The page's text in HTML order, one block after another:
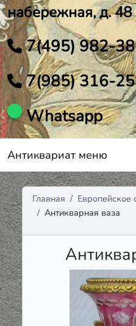
набережная, д. 48
7(495) 982-
7(985) 316-
Whatsapp
Антиквариат меню
Главная
Европейское
Антикварная ваза